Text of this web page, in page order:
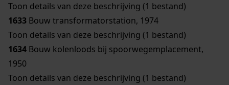
Toon details van deze beschrijving (1 bestand)
1633 Bouw transformatorstation, 1974
Toon details van deze beschrijving (1 bestand)
1634 Bouw kolenloods bij spoorwegemplacement,
1950
Toon details van deze beschrijving (1 bestand)